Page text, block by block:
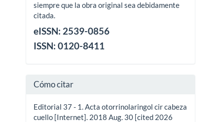
siempre que la obra original sea debidamente
citada.
eISSN: 2539-0856
ISSN: 0120-8411
Cómo citar
Editorial 37 - 1. Acta otorrinolaringol cir cabeza
cuello [Internet]. 2018 Aug. 30 [cited 2026